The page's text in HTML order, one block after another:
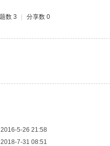
数 3 分享数 0
2016-5-26 21:58
2018-7-31 08:51